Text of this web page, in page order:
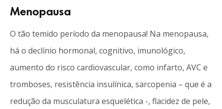
Menopausa
O tão temido período da menopausa! Na menopausa,
há o declínio hormonal, cognitivo, imunológico,
aumento do risco cardiovascular, como infarto, AVC e
tromboses, resistência insulínica, sarcopenia – que é a
redução da musculatura esquelética -, flacidez de pele,